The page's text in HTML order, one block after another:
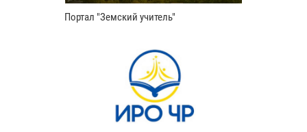
Портал "Земский учитель"